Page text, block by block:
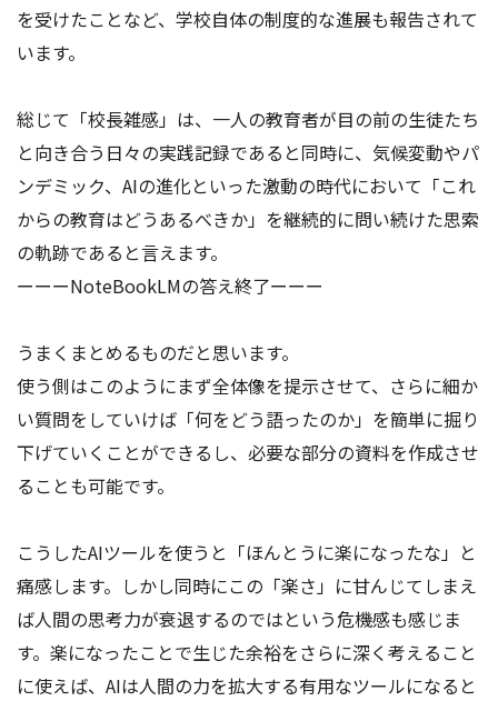
を受けたことなど、学校自体の制度的な進展も報告されて
います。
総じて「校長雑感」は、一人の教育者が目の前の生徒たち
と向き合う日々の実践記録であると同時に、気候変動やパ
ンデミック、AIの進化といった激動の時代において「これ
からの教育はどうあるべきか」を継続的に問い続けた思索
の軌跡であると言えます。
ーーーNoteBookLMの答え終了ーーー
うまくまとめるものだと思います。
使う側はこのようにまず全体像を提示させて、さらに細か
い質問をしていけば「何をどう語ったのか」を簡単に掘り
下げていくことができるし、必要な部分の資料を作成させ
ることも可能です。
こうしたAIツールを使うと「ほんとうに楽になったな」と
痛感します。しかし同時にこの「楽さ」に甘んじてしまえ
ば人間の思考力が衰退するのではという危機感も感じま
す。楽になったことで生じた余裕をさらに深く考えること
に使えば、AIは人間の力を拡大する有用なツールになると